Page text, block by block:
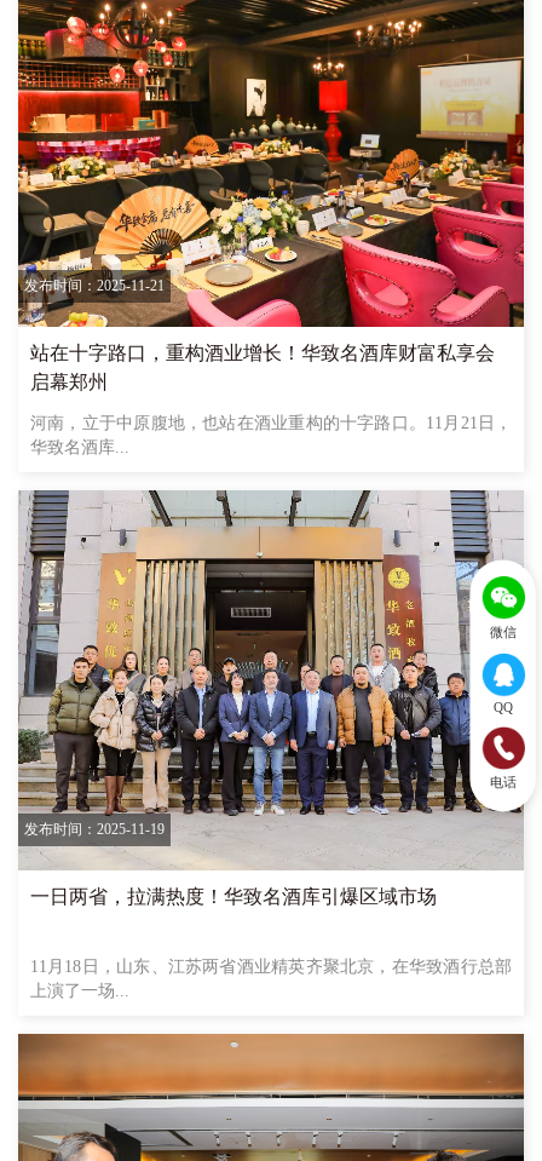
发布时间：2025-11-21
站在十字路口，重构酒业增长！华致名酒库财富私享会
启幕郑州
河南，立于中原腹地，也站在酒业重构的十字路口。11月21日，
华致名酒库...
发布时间：2025-11-19
一日两省，拉满热度！华致名酒库引爆区域市场
11月18日，山东、江苏两省酒业精英齐聚北京，在华致酒行总部
上演了一场...
微信
QQ
电话